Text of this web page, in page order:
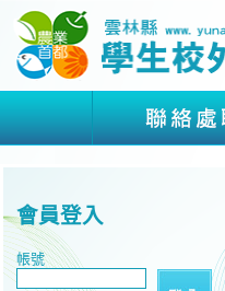
會員登入
帳號